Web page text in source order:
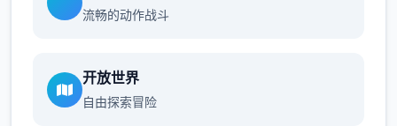
流畅的动作战斗
开放世界
自由探索冒险